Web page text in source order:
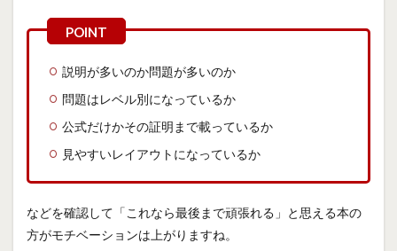
説明が多いのか問題が多いのか
問題はレベル別になっているか
公式だけかその証明まで載っているか
見やすいレイアウトになっているか
などを確認して「これなら最後まで頑張れる」と思える本の
方がモチベーションは上がりますね。